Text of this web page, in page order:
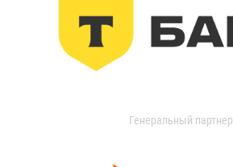
Генеральный партнер